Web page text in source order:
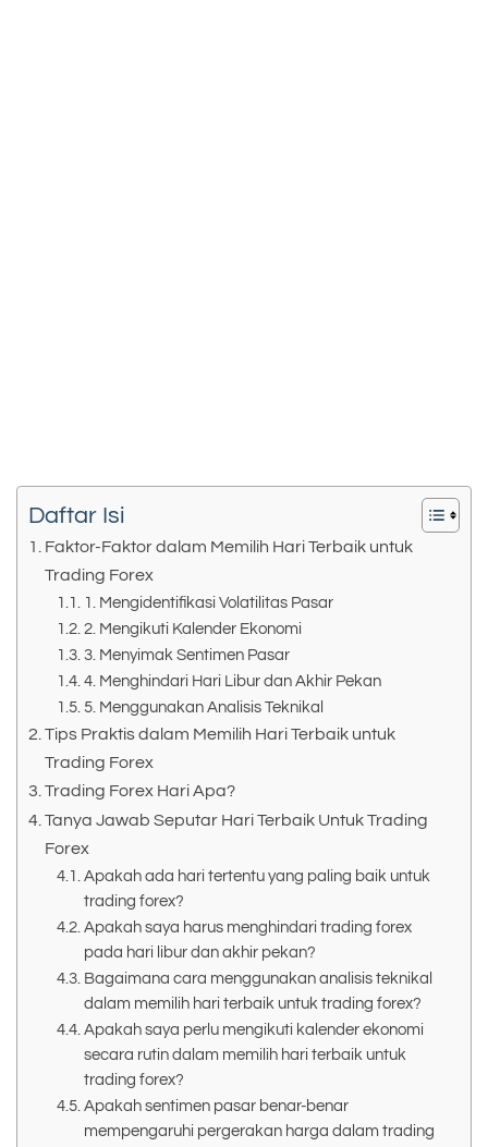
Daftar Isi
Faktor-Faktor dalam Memilih Hari Terbaik untuk
Trading Forex
1. Mengidentifikasi Volatilitas Pasar
2. Mengikuti Kalender Ekonomi
3. Menyimak Sentimen Pasar
4. Menghindari Hari Libur dan Akhir Pekan
5. Menggunakan Analisis Teknikal
Tips Praktis dalam Memilih Hari Terbaik untuk
Trading Forex
Trading Forex Hari Apa?
Tanya Jawab Seputar Hari Terbaik Untuk Trading
Forex
Apakah ada hari tertentu yang paling baik untuk
trading forex?
Apakah saya harus menghindari trading forex
pada hari libur dan akhir pekan?
Bagaimana cara menggunakan analisis teknikal
dalam memilih hari terbaik untuk trading forex?
Apakah saya perlu mengikuti kalender ekonomi
secara rutin dalam memilih hari terbaik untuk
trading forex?
Apakah sentimen pasar benar-benar
mempengaruhi pergerakan harga dalam trading